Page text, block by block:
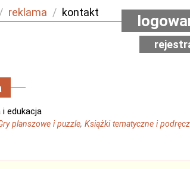
/ reklama / kontakt
i edukacja
planszowe i puzzle, Książki tematyczne i